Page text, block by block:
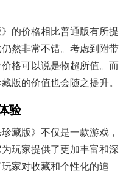
的价格相比普通版有所提
然非常不错。考虑到附带
格可以说是物超所值。而
版的价值也会随之提升。
验
藏版》不仅是一款游戏，
玩家提供了更加丰富和深
家对收藏和个性化的追